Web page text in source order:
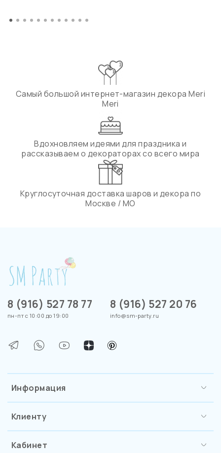
Самый большой интернет-магазин декора Meri
Meri
Вдохновляем идеями для праздника и
рассказываем о декораторах со всего мира
Круглосуточная доставка шаров и декора по
Москве / МО
Информация
Клиенту
Кабинет
8 (916) 527 78 77
пн-пт с 10:00 до 19:00
8 (916) 527 20 76
info@sm-party.ru